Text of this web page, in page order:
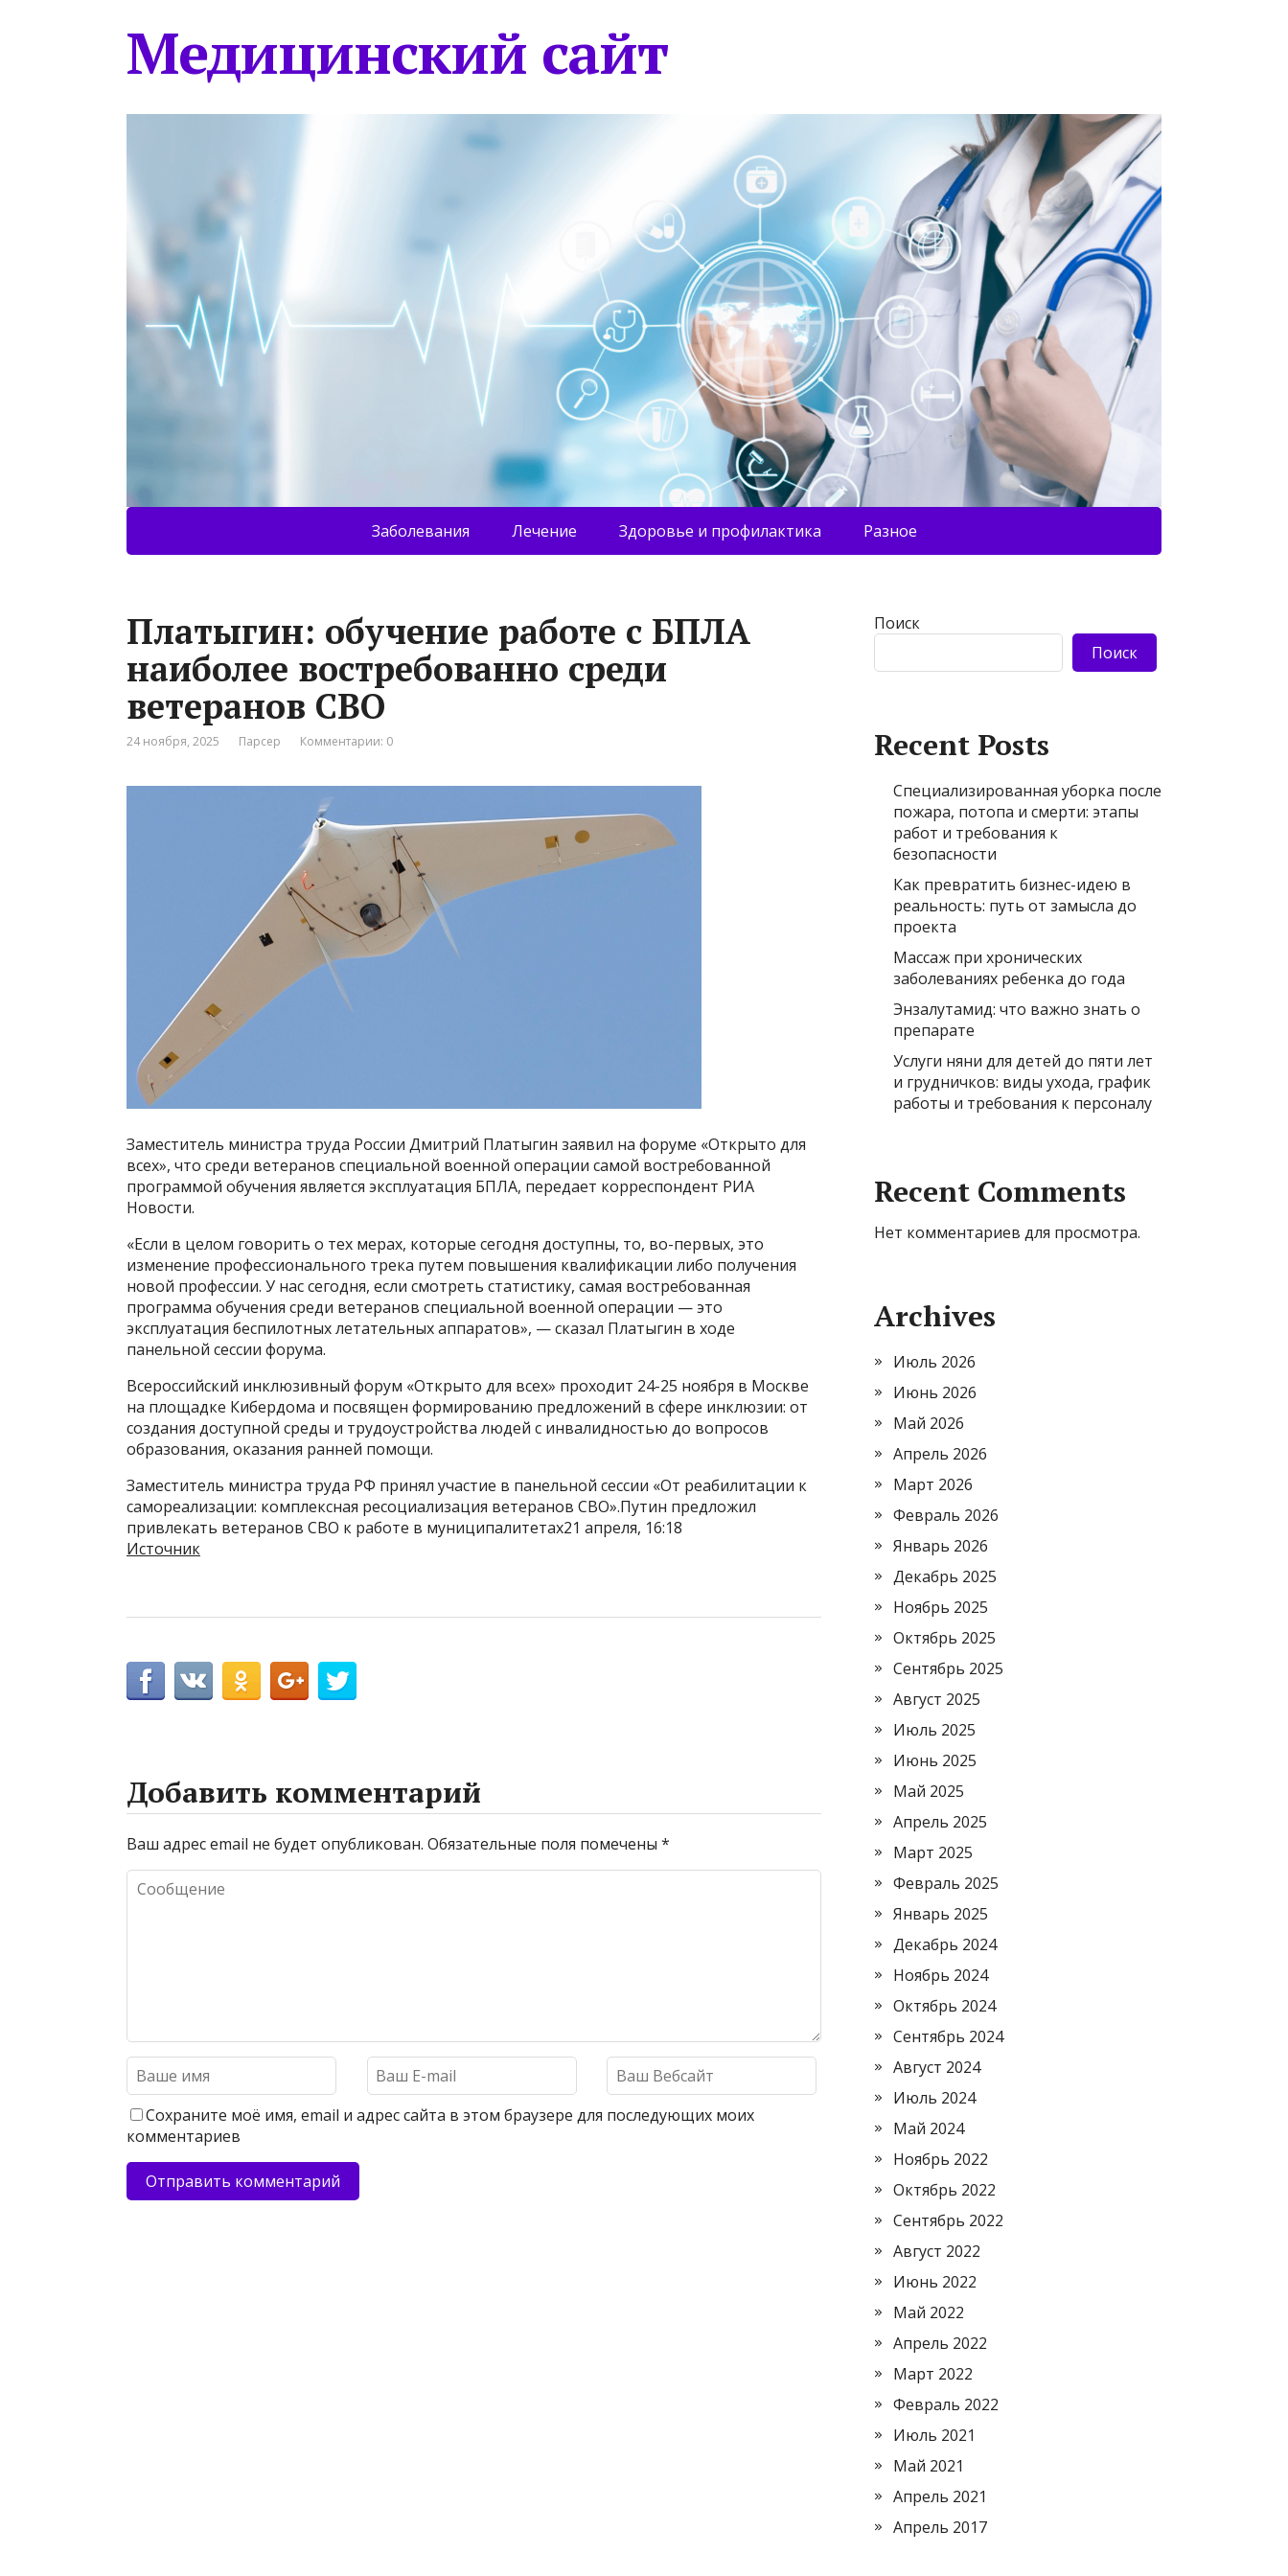
Медицинский сайт
Заболевания Лечение Здоровье и профилактика Разное
Платыгин: обучение работе с БПЛА
наиболее востребованно среди
ветеранов СВО
24 ноября, 2025 Парсер Комментарии: 0
Заместитель министра труда России Дмитрий Платыгин заявил на форуме «Открыто для
всех», что среди ветеранов специальной военной операции самой востребованной
программой обучения является эксплуатация БПЛА, передает корреспондент РИА
Новости.
«Если в целом говорить о тех мерах, которые сегодня доступны, то, во-первых, это
изменение профессионального трека путем повышения квалификации либо получения
новой профессии. У нас сегодня, если смотреть статистику, самая востребованная
программа обучения среди ветеранов специальной военной операции — это
эксплуатация беспилотных летательных аппаратов», — сказал Платыгин в ходе
панельной сессии форума.
Всероссийский инклюзивный форум «Открыто для всех» проходит 24-25 ноября в Москве
на площадке Кибердома и посвящен формированию предложений в сфере инклюзии: от
создания доступной среды и трудоустройства людей с инвалидностью до вопросов
образования, оказания ранней помощи.
Заместитель министра труда РФ принял участие в панельной сессии «От реабилитации к
самореализации: комплексная ресоциализация ветеранов СВО».Путин предложил
привлекать ветеранов СВО к работе в муниципалитетах21 апреля, 16:18
Источник
Добавить комментарий
Ваш адрес email не будет опубликован. Обязательные поля помечены *
Сохраните моё имя, email и адрес сайта в этом браузере для последующих моих
комментариев
Поиск
Поиск
Recent Posts
Специализированная уборка после
пожара, потопа и смерти: этапы
работ и требования к
безопасности
Как превратить бизнес-идею в
реальность: путь от замысла до
проекта
Массаж при хронических
заболеваниях ребенка до года
Энзалутамид: что важно знать о
препарате
Услуги няни для детей до пяти лет
и грудничков: виды ухода, график
работы и требования к персоналу
Recent Comments
Нет комментариев для просмотра.
Archives
Июль 2026
Июнь 2026
Май 2026
Апрель 2026
Март 2026
Февраль 2026
Январь 2026
Декабрь 2025
Ноябрь 2025
Октябрь 2025
Сентябрь 2025
Август 2025
Июль 2025
Июнь 2025
Май 2025
Апрель 2025
Март 2025
Февраль 2025
Январь 2025
Декабрь 2024
Ноябрь 2024
Октябрь 2024
Сентябрь 2024
Август 2024
Июль 2024
Май 2024
Ноябрь 2022
Октябрь 2022
Сентябрь 2022
Август 2022
Июнь 2022
Май 2022
Апрель 2022
Март 2022
Февраль 2022
Июль 2021
Май 2021
Апрель 2021
Апрель 2017